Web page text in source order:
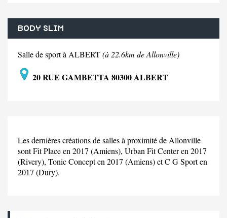
BODY SLIM
Salle de sport à ALBERT(à 22.6km de Allonville)
20 RUE GAMBETTA 80300 ALBERT
Les dernières créations de salles à proximité de Allonville
sont Fit Place en 2017 (Amiens), Urban Fit Center en 2017
(Rivery), Tonic Concept en 2017 (Amiens) et C G Sport en
2017 (Dury).